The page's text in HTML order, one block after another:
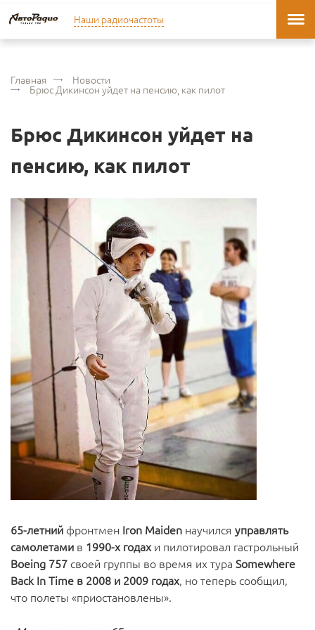
Наши радиочастоты
Главная Новости
Брюс Дикинсон уйдет на пенсию, как пилот
Брюс Дикинсон уйдет на
пенсию, как пилот
65-летний фронтмен Iron Maiden научился управлять
самолетами в 1990-х годах и пилотировал гастрольный
Boeing 757 своей группы во время их тура Somewhere
Back In Time в 2008 и 2009 годах, но теперь сообщил,
что полеты «приостановлены».